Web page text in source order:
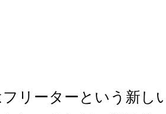
リーターという新し